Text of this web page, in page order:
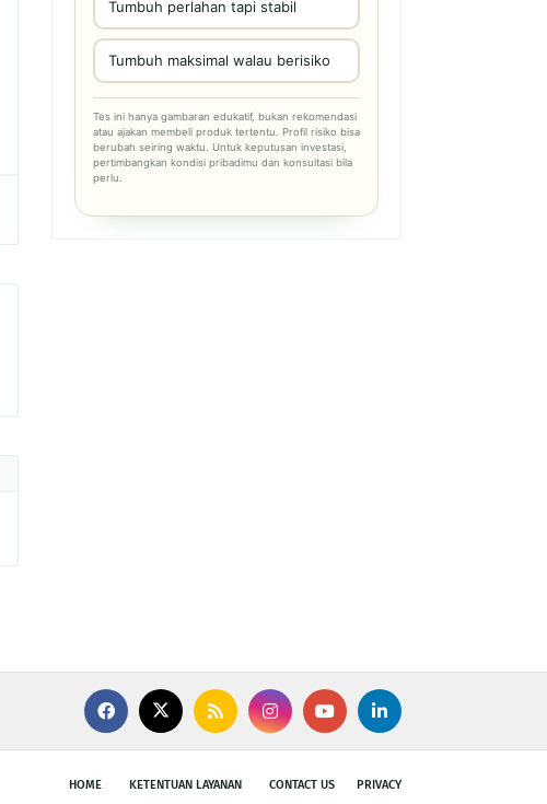
Tumbuh perlahan tapi stabil
Tumbuh maksimal walau berisiko
Tes ini hanya gambaran edukatif, bukan rekomendasi
atau ajakan membeli produk tertentu. Profil risiko bisa
berubah seiring waktu. Untuk keputusan investasi,
pertimbangkan kondisi pribadimu dan konsultasi bila
perlu.
HOME KETENTUAN LAYANAN CONTACT US PRIVACY